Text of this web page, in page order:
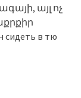
այլ ոչ
в тю